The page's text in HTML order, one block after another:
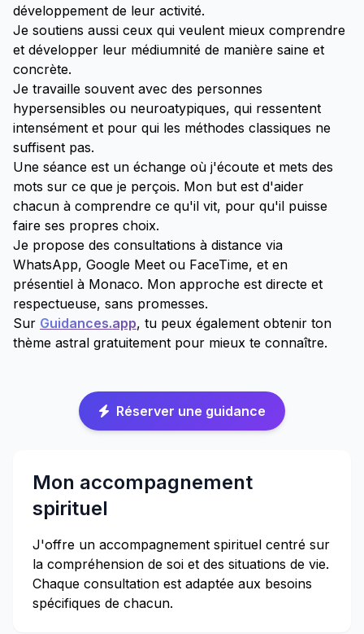
développement de leur activité.
Je soutiens aussi ceux qui veulent mieux comprendre
et développer leur médiumnité de manière saine et
concrète.
Je travaille souvent avec des personnes
hypersensibles ou neuroatypiques, qui ressentent
intensément et pour qui les méthodes classiques ne
suffisent pas.
Une séance est un échange où j'écoute et mets des
mots sur ce que je perçois. Mon but est d'aider
chacun à comprendre ce qu'il vit, pour qu'il puisse
faire ses propres choix.
Je propose des consultations à distance via
WhatsApp, Google Meet ou FaceTime, et en
présentiel à Monaco. Mon approche est directe et
respectueuse, sans promesses.
Sur Guidances.app, tu peux également obtenir ton
thème astral gratuitement pour mieux te connaître.
Réserver une guidance
Mon accompagnement
spirituel
J'offre un accompagnement spirituel centré sur
la compréhension de soi et des situations de vie.
Chaque consultation est adaptée aux besoins
spécifiques de chacun.